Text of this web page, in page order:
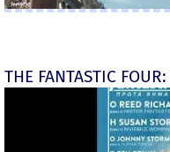
THE FANTASTIC